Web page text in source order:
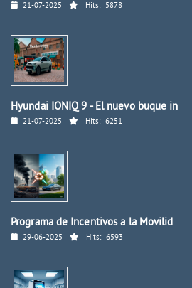
21-07-2025 Hits: 5878
Hyundai IONIQ 9 - El nuevo buque in
21-07-2025 Hits: 6251
Programa de Incentivos a la Movilid
29-06-2025 Hits: 6593